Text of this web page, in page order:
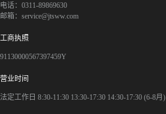
电话：0311-89869630
邮箱：service@jtsww.com
工商执照
91130000567397459Y
营业时间
法定工作日 8:30-11:30 13:30-17:30 14:30-17:30 (6-8月)